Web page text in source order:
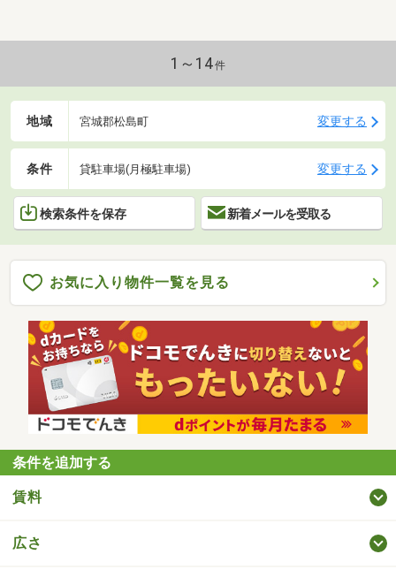
1～14件
地域 宮城郡松島町 変更する
条件 貸駐車場(月極駐車場) 変更する
検索条件を保存 新着メールを受取る
お気に入り物件一覧を見る
条件を追加する
賃料
広さ